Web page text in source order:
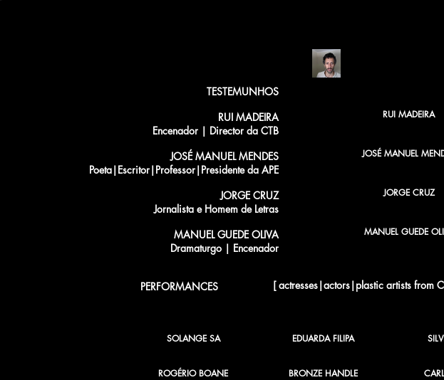
RUI MADEIRA
JOSÉ MANUEL
JORGE CRUZ
MANUEL GUEDE
TESTEMUNHOS
RUI MADEIRA
Encenador | Director da CTB
JOSÉ MANUEL MENDES
Poeta|Escritor|Professor|Presidente da APE
JORGE CRUZ
Jornalista e Homem de Letras
MANUEL GUEDE OLIVA
Dramaturgo | Encenador
PERFORMANCES [ actresses|actors|plastic artists from
SOLANGE SA
ROGÉRIO BOANE
EDUARDA FILIPA
BRONZE HANDLE